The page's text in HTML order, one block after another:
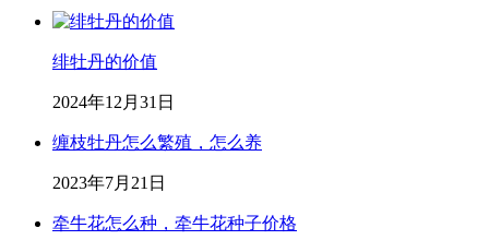
绯牡丹的价值
2024年12月31日
缠枝牡丹怎么繁殖，怎么养
2023年7月21日
牵牛花怎么种，牵牛花种子价格